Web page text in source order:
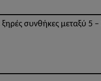
συνθήκες μεταξύ 5